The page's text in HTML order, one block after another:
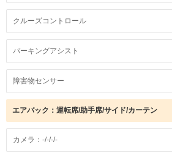
クルーズコントロール
パーキングアシスト
障害物センサー
エアバック：運転席/助手席/サイド/カーテン
カメラ：-/-/-/-